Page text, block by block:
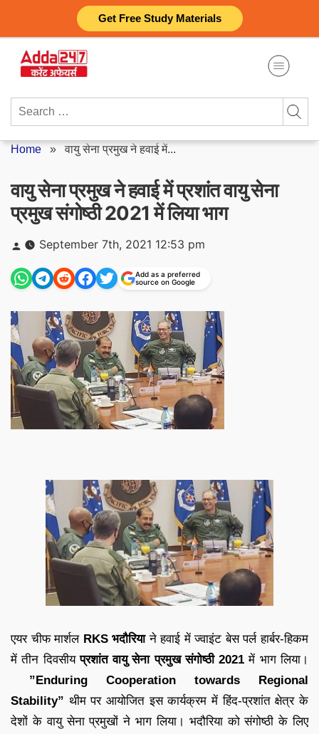
Get Free Study Materials
content
Search
Home »वायु सेना प्रमुख ने हवाई में...
वायु सेना प्रमुख ने हवाई में प्रशांत वायु सेना
प्रमुख संगोष्ठी 2021 में लिया भाग
Posted
by
September 7th, 2021 12:53 pm
Add as a preferred
source on Google
एयर चीफ मार्शल RKS भदौरियाने हवाई में ज्वाइंट बेस पर्ल हार्बर-हिकम
में तीन दिवसीयप्रशांत वायु सेना प्रमुख संगोष्ठी 2021में भाग लिया।
”Enduring Cooperation towards Regional
Stability” थीम पर आयोजित इस कार्यक्रम में हिंद-प्रशांत क्षेत्र के
देशों के वायु सेना प्रमुखों ने भाग लिया। भदौरिया को संगोष्ठी के लिए